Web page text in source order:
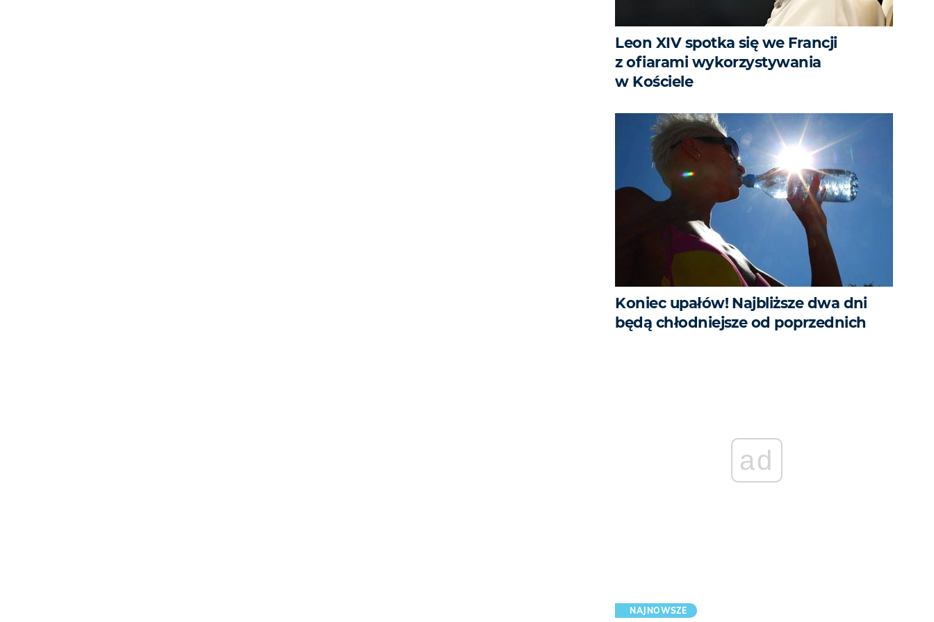
Leon XIV spotka się we Francji
z ofiarami wykorzystywania
w Kościele
Koniec upałów! Najbliższe dwa dni
będą chłodniejsze od poprzednich
ad
NAJNOWSZE